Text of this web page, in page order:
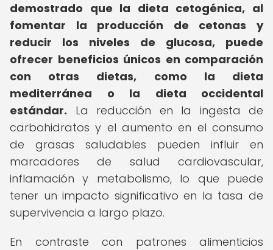
demostrado que la dieta cetogénica, al
fomentar la producción de cetonas y
reducir los niveles de glucosa, puede
ofrecer beneficios únicos en comparación
con otras dietas, como la dieta
mediterránea o la dieta occidental
estándar. La reducción en la ingesta de
carbohidratos y el aumento en el consumo
de grasas saludables pueden influir en
marcadores de salud cardiovascular,
inflamación y metabolismo, lo que puede
tener un impacto significativo en la tasa de
supervivencia a largo plazo.
En contraste con patrones alimenticios